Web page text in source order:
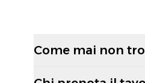
Come mai non